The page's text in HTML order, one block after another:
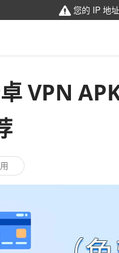
您的 IP 地址
VPN